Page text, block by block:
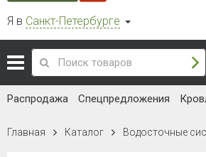
Я в Санкт-Петербурге
Распродажа Спецпредложения
Главная Каталог Водосточные